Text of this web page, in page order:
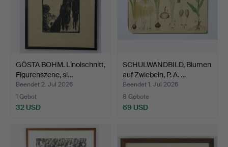
GÖSTA BOHM. Linolschnitt,
Figurenszene, si…
Beendet 2. Jul 2026
1 Gebot
32 USD
SCHULWANDBILD, Blumen
auf Zwiebeln, P. A. …
Beendet 1. Jul 2026
8 Gebote
69 USD